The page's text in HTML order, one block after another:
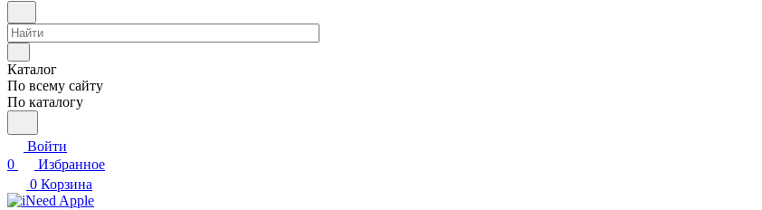
Каталог
По всему сайту
По каталогу
Войти
0
Избранное
0 Корзина